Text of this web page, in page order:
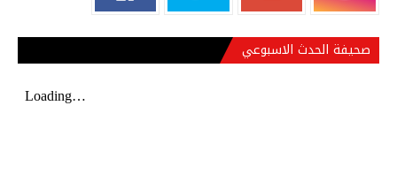
صحيفة الحدث الاسبوعي